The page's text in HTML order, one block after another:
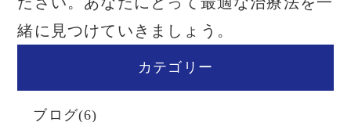
緒に見つけていきましょう。
カテゴリー
ブログ(6)